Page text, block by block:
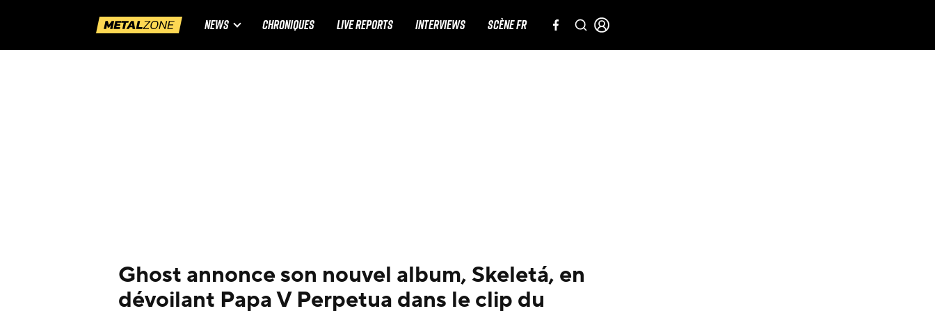
NEWS CHRONIQUES LIVE REPORTS INTERVIEWS SCÈNE FR
Ghost annonce son nouvel album, Skeletá, en
dévoilant Papa V Perpetua dans le clip du